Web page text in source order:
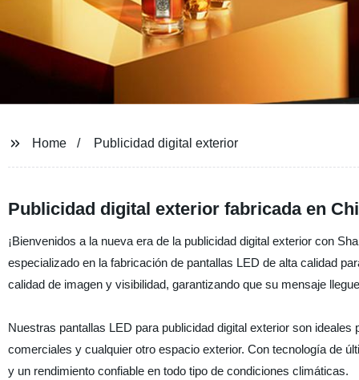
Home Publicidad digital exterior
Publicidad digital exterior fabricada en
¡Bienvenidos a la nueva era de la publicidad digital exterior con
especializado en la fabricación de pantallas LED de alta calidad
calidad de imagen y visibilidad, garantizando que su mensaje
Nuestras pantallas LED para publicidad digital exterior son
comerciales y cualquier otro espacio exterior. Con tecnología de
y un rendimiento confiable en todo tipo de condiciones climáticas.